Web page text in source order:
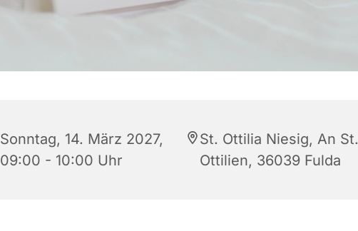
Sonntag, 14. März 2027,
09:00 - 10:00 Uhr
St. Ottilia Niesig, An St.
Ottilien, 36039 Fulda